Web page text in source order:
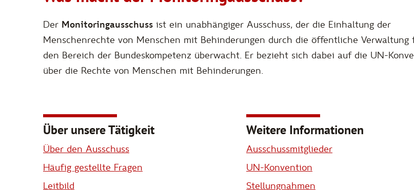
Der Monitoringausschuss ist ein unabhängiger Ausschuss, der die Einhaltung der
Menschenrechte von Menschen mit Behinderungen durch die öffentliche Verwaltung
den Bereich der Bundeskompetenz überwacht. Er bezieht sich dabei auf die UN-
über die Rechte von Menschen mit Behinderungen.
Über unsere Tätigkeit
Über den Ausschuss
Häufig gestellte Fragen
Leitbild
Weitere Informationen
Ausschussmitglieder
UN-Konvention
Stellungnahmen